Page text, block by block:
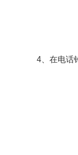
4、在电话